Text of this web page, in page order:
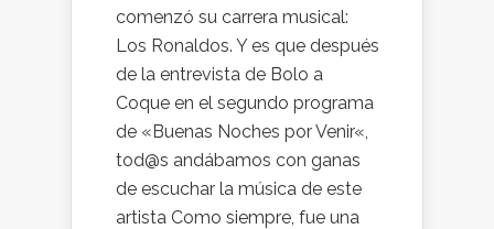
comenzó su carrera musical:
Los Ronaldos. Y es que después
de la entrevista de Bolo a
Coque en el segundo programa
de «Buenas Noches por Venir«,
tod@s andábamos con ganas
de escuchar la música de este
artista Como siempre, fue una